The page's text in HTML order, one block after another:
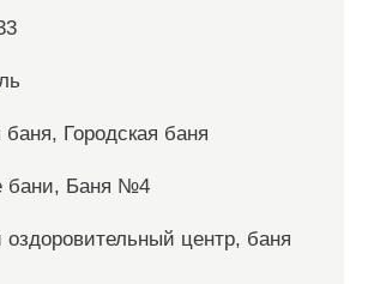
баня, Городская баня
бани, Баня №4
оздоровительный центр, баня